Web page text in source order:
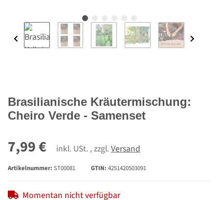
Brasilianische Kräutermischung:
Cheiro Verde - Samenset
7,99 € inkl. USt. , zzgl. Versand
Artikelnummer: ST00081 GTIN: 4251420503091
Momentan nicht verfügbar